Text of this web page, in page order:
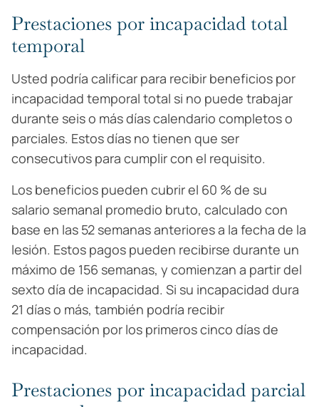
Prestaciones por incapacidad total
temporal
Usted podría calificar para recibir beneficios por
incapacidad temporal total si no puede trabajar
durante seis o más días calendario completos o
parciales. Estos días no tienen que ser
consecutivos para cumplir con el requisito.
Los beneficios pueden cubrir el 60 % de su
salario semanal promedio bruto, calculado con
base en las 52 semanas anteriores a la fecha de la
lesión. Estos pagos pueden recibirse durante un
máximo de 156 semanas, y comienzan a partir del
sexto día de incapacidad. Si su incapacidad dura
21 días o más, también podría recibir
compensación por los primeros cinco días de
incapacidad.
Prestaciones por incapacidad parcial